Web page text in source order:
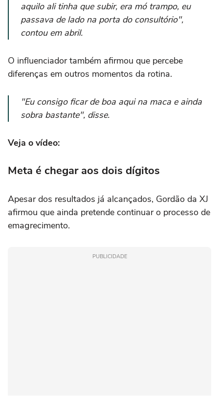
aquilo ali tinha que subir, era mó trampo, eu
passava de lado na porta do consultório",
contou em abril.
O influenciador também afirmou que percebe
diferenças em outros momentos da rotina.
"Eu consigo ficar de boa aqui na maca e ainda
sobra bastante", disse.
Veja o vídeo:
Meta é chegar aos dois dígitos
Apesar dos resultados já alcançados, Gordão da XJ
afirmou que ainda pretende continuar o processo de
emagrecimento.
PUBLICIDADE